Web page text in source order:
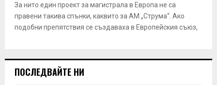
За нито един проект за магистрала в Европа не са
правени такива спънки, каквито за АМ „Струма“. Ако
подобни препятствия се създаваха в Европейския съюз,
ПОСЛЕДВАЙТЕ НИ